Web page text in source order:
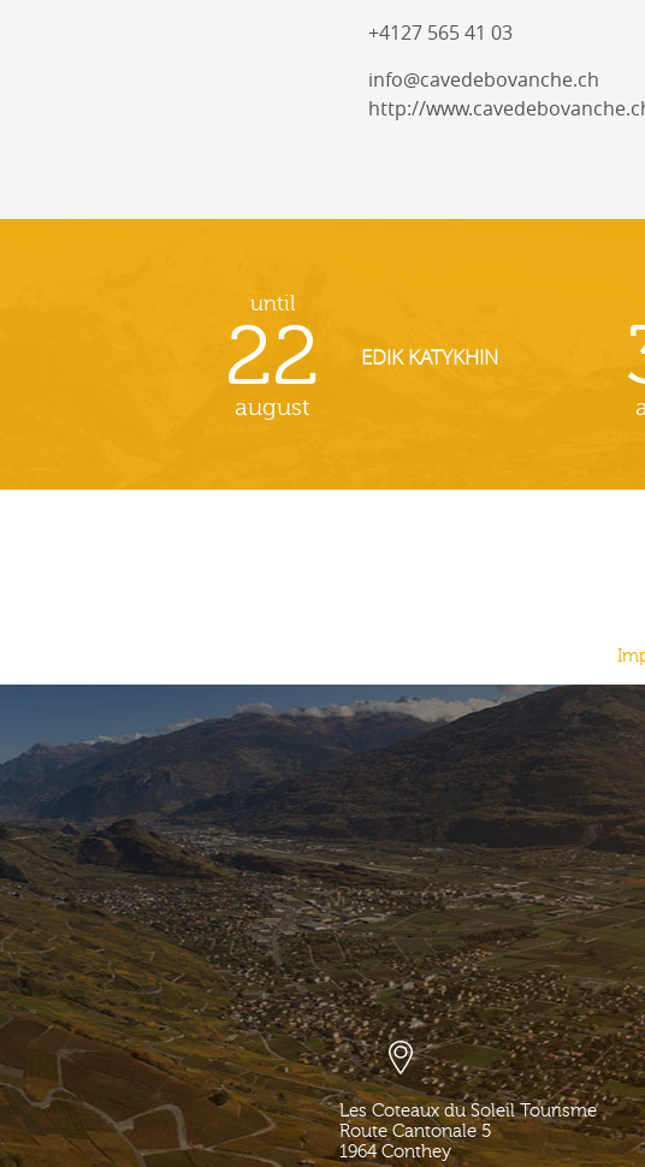
+4127 565 41 03
info@cavedebovanche.ch
http://
until
22
august
EDIK KATYKHIN
Les Coteaux du Soleil Tourisme
Route Cantonale 5
1964 Conthey